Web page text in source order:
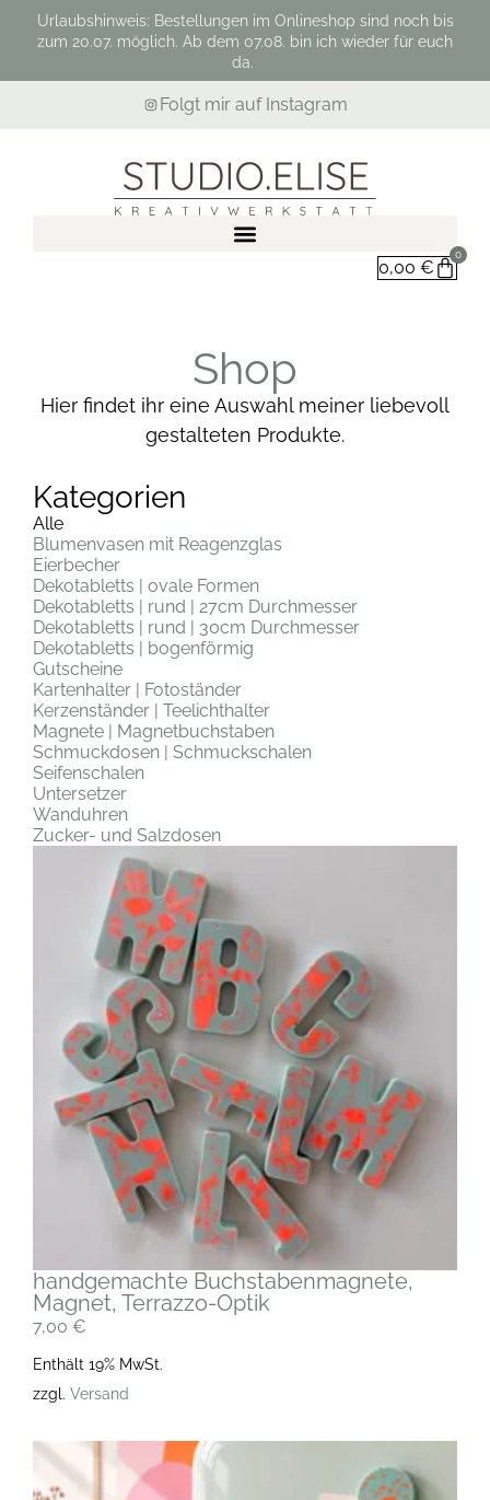
Urlaubshinweis: Bestellungen im Onlineshop sind noch bis
zum 20.07. möglich. Ab dem 07.08. bin ich wieder für euch
da.
Folgt mir auf Instagram
0,00 €
0
Shop
Hier findet ihr eine Auswahl meiner liebevoll
gestalteten Produkte.
Kategorien
Blumenvasen mit Reagenzglas
Eierbecher
Dekotabletts | ovale Formen
Dekotabletts | rund | 27cm Durchmesser
Dekotabletts | rund | 30cm Durchmesser
Dekotabletts | bogenförmig
Gutscheine
Kartenhalter | Fotoständer
Kerzenständer | Teelichthalter
Magnete | Magnetbuchstaben
Schmuckdosen | Schmuckschalen
Seifenschalen
Untersetzer
Wanduhren
Zucker- und Salzdosen
Alle
handgemachte Buchstabenmagnete,
Magnet, Terrazzo-Optik
7,00 €
Enthält 19% MwSt.
zzgl. Versand